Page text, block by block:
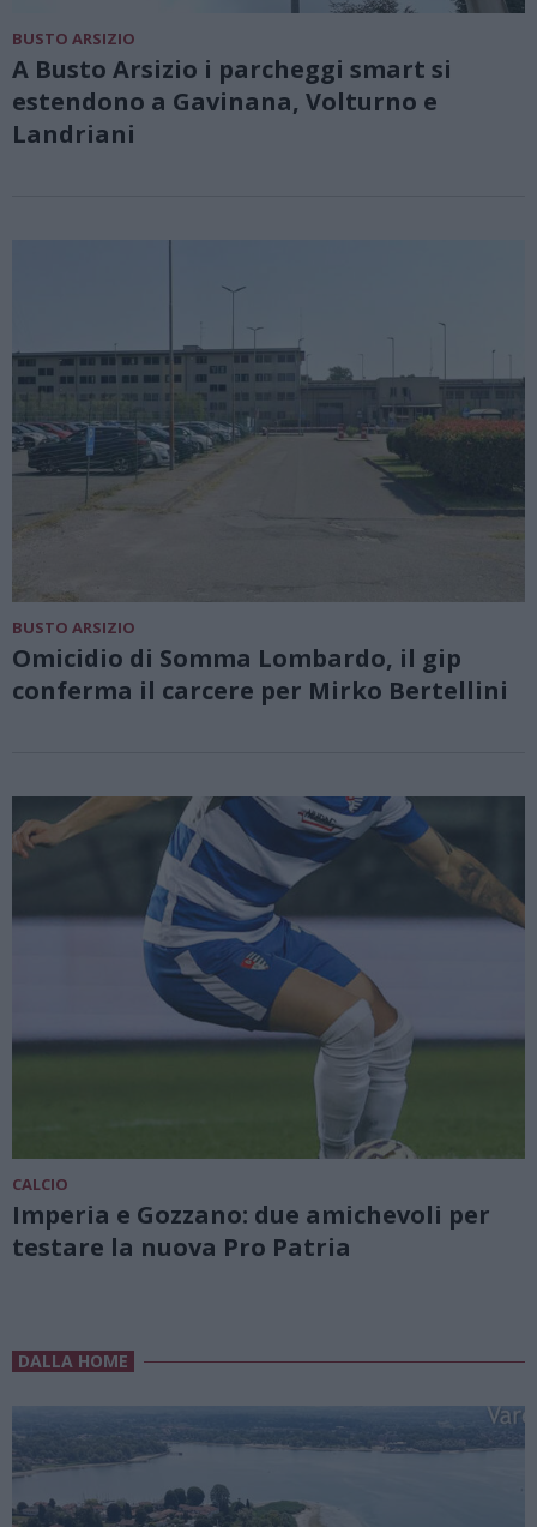
BUSTO ARSIZIO
A Busto Arsizio i parcheggi smart si
estendono a Gavinana, Volturno e
Landriani
BUSTO ARSIZIO
Omicidio di Somma Lombardo, il gip
conferma il carcere per Mirko Bertellini
CALCIO
Imperia e Gozzano: due amichevoli per
testare la nuova Pro Patria
DALLA HOME